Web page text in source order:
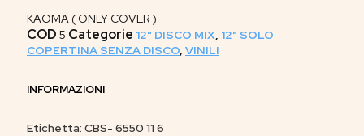
KAOMA ( ONLY COVER )
COD 5 Categorie 12" DISCO MIX, 12" SOLO
COPERTINA SENZA DISCO, VINILI
INFORMAZIONI
Etichetta: CBS- 6550 11 6